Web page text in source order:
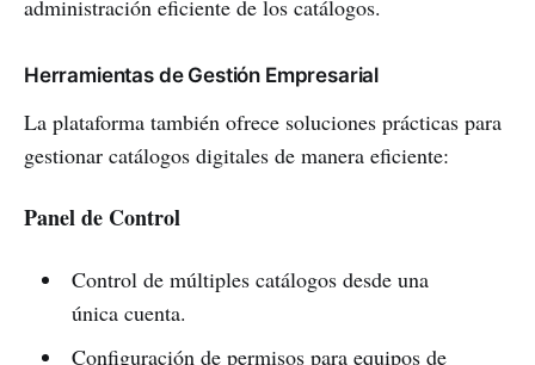
administración eficiente de los catálogos.
Herramientas de Gestión Empresarial
La plataforma también ofrece soluciones prácticas para
gestionar catálogos digitales de manera eficiente:
Panel de Control
Control de múltiples catálogos desde una
única cuenta.
Configuración de permisos para equipos de